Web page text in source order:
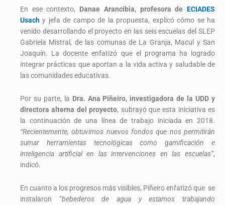
En ese contexto, Danae Arancibia, profesora deECIADES
Usachy jefa de campo de la propuesta, explicó cómo se ha
venido desarrollando el proyecto en las seis escuelas del SLEP
Gabriela Mistral, de las comunas de La Granja, Macul y San
Joaquín. La docente enfatizó que el programa ha logrado
integrar prácticas que aportan a la vida activa y saludable de
las comunidades educativas.
Por su parte, la Dra. Ana Piñeiro, investigadora de la UDD y
directora alterna del proyecto, subrayó que esta iniciativa es
la continuación de una línea de trabajo iniciada en 2018.
“Recientemente, obtuvimos nuevos fondos que nos permitirán
sumar herramientas tecnológicas como gamificación e
inteligencia artificial en las intervenciones en las escuelas”,
indicó.
En cuanto a los progresos más visibles, Piñeiro enfatizó que se
instalaron ”bebederos de agua y estamos trabajando